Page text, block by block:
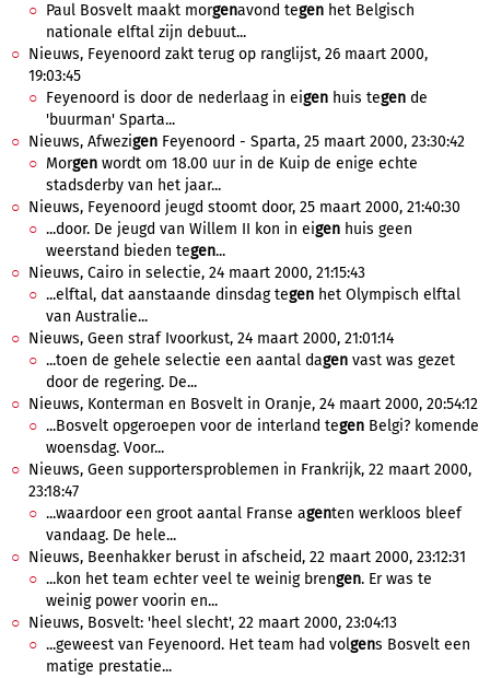
Paul Bosvelt maakt morgenavond tegen het Belgisch
nationale elftal zijn debuut...
Nieuws, Feyenoord zakt terug op ranglijst, 26 maart 2000,
19:03:45
Feyenoord is door de nederlaag in eigen huis tegen de
'buurman' Sparta...
Nieuws, Afwezigen Feyenoord - Sparta, 25 maart 2000, 23:30:42
Morgen wordt om 18.00 uur in de Kuip de enige echte
stadsderby van het jaar...
Nieuws, Feyenoord jeugd stoomt door, 25 maart 2000, 21:40:30
...door. De jeugd van Willem II kon in eigen huis geen
weerstand bieden tegen...
Nieuws, Cairo in selectie, 24 maart 2000, 21:15:43
...elftal, dat aanstaande dinsdag tegen het Olympisch elftal
van Australie...
Nieuws, Geen straf Ivoorkust, 24 maart 2000, 21:01:14
...toen de gehele selectie een aantal dagen vast was gezet
door de regering. De...
Nieuws, Konterman en Bosvelt in Oranje, 24 maart 2000, 20:54:12
...Bosvelt opgeroepen voor de interland tegen Belgi? komende
woensdag. Voor...
Nieuws, Geen supportersproblemen in Frankrijk, 22 maart 2000,
23:18:47
...waardoor een groot aantal Franse agenten werkloos bleef
vandaag. De hele...
Nieuws, Beenhakker berust in afscheid, 22 maart 2000, 23:12:31
...kon het team echter veel te weinig brengen. Er was te
weinig power voorin en...
Nieuws, Bosvelt: 'heel slecht', 22 maart 2000, 23:04:13
...geweest van Feyenoord. Het team had volgens Bosvelt een
matige prestatie...